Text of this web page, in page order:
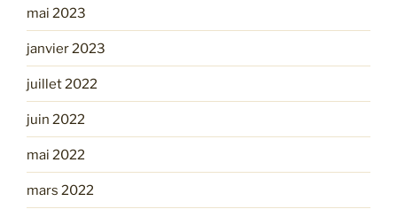
mai 2023
janvier 2023
juillet 2022
juin 2022
mai 2022
mars 2022